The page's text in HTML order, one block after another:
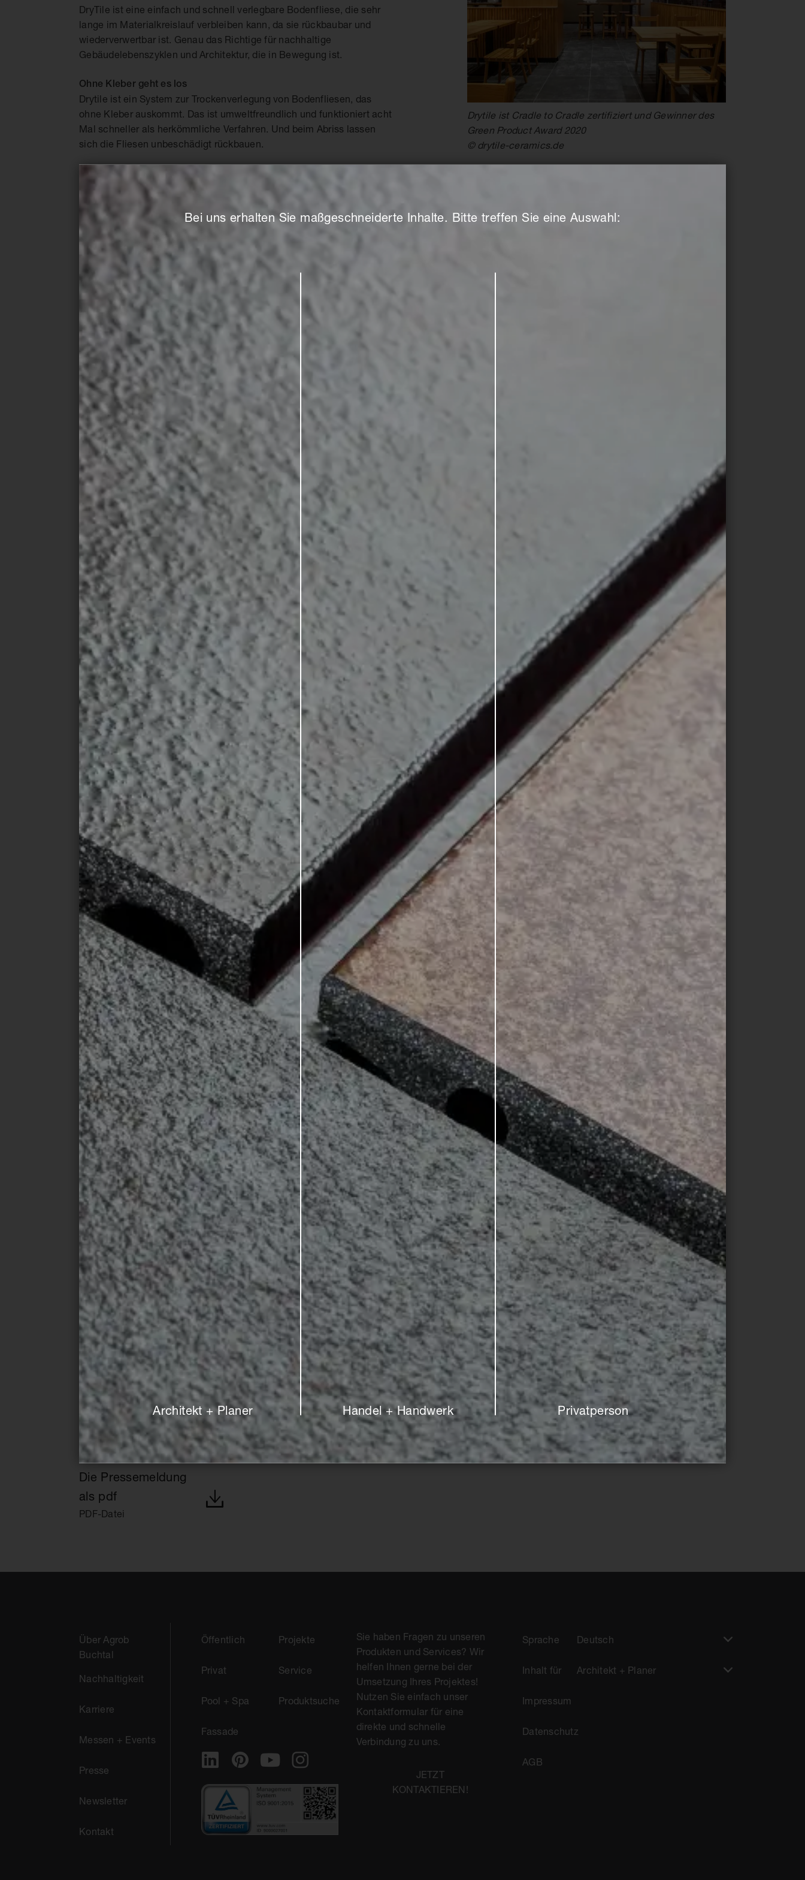
Bei uns erhalten Sie maßgeschneiderte Inhalte. Bitte treffen Sie eine Auswahl:
Architekt + Planer Handel + Handwerk Privatperson
DryTile ist eine einfach und schnell verlegbare Bodenfliese, die sehr
lange im Materialkreislauf verbleiben kann, da sie rückbaubar und
wiederverwertbar ist. Genau das Richtige für nachhaltige
Gebäudelebenszyklen und Architektur, die in Bewegung ist.
Ohne Kleber geht es los
Drytile ist ein System zur Trockenverlegung von Bodenfliesen, das
ohne Kleber auskommt. Das ist umweltfreundlich und funktioniert acht
Mal schneller als herkömmliche Verfahren. Und beim Abriss lassen
sich die Fliesen unbeschädigt rückbauen.
Clever
Korkschicht statt Mörtelbett. Auf der Rückseite der Keramikfliese ist
eine dünne Korkschicht aufgebracht. Durch das Eigengewicht der
Drytile-Fliesen haftet die Schicht am Untergrund und saugt sich fest.
Bedeutet: kein Mörtelbett, kein Kleber, keine Grundierung. Dadurch,
dass der Kork am Fliesenrand minimal übersteht, ergibt sich ein
präzises Fugenbild. Für Stabilität, hohe Belastungsfähigkeit und eine
geschlossene Oberfläche sorgt eine spezielle Fugenmasse. Sollen
Fliesen wieder entfernt werden, schneidet man die Fugen einfach auf
und entnimmt sie mit einem Saugheber.
Ressourcen schonen, Bestand sanieren, zirkulär bauen
Drytile - die keramische Fliese zur Trockenverlegung - ermöglicht den
Einbau eines hochwertigen Bodens mit allen Vorteilen der Keramik.
Robust und langlebig, behält die kleberlos verbaute Fliese auch nach
Jahrzehnten ihre Ausstrahlung und Farbkraft.
„Um den Planeten zu schützen und die Klimaziele zu erreichen,
gewinnen innovative Produkte sprunghaft an Bedeutung. DryTile ist
eine einfach und schnell verlegbare Bodenfliese, die sehr lange im
Materialkreislauf verbleiben kann. Genau das Richtige, um die
Bauwende zu ermöglichen, mit langen Gebäudelebenszyklen und
Architektur, die in Bewegung ist“, sagt Daniel Schreiner,
Geschäftsführer Drytile Ceramics GmbH.
Pressekontakt
Gabriele Busse (Pressesprecherin / Senior Manager PR)
Deutsche Steinzeug Cremer & Breuer AG
T. +49 (0)228 391-1104
M. +49 (0)151 14976931
Email: gabriele.busse@deutsche-steinzeug.de
Drytile ist Cradle to Cradle zertifiziert und Gewinner des
Green Product Award 2020
© drytile-ceramics.de
DOWNLOADS
Pressedownloads
DIGITALE PRESSEMAPPE
© drytile-ceramics.de / Floisand
© drytile-ceramics.de / Herbert
Bürger
© drytile-ceramics.de / Fotobonn
© drytile-ceramics.de / Marcus
Rebmann
© drytile-ceramics.de / Marcus
Rebmann
© drytile-ceramics.de © drytile-ceramics.de
© drytile-ceramics.de / Christian
Daitche
Die Pressemeldung
als pdf
PDF-Datei
Über Agrob
Buchtal
Nachhaltigkeit
Karriere
Messen + Events
Presse
Newsletter
Kontakt
Öffentlich
Privat
Pool + Spa
Fassade
Projekte
Service
Produktsuche
Sie haben Fragen zu unseren
Produkten und Services? Wir
helfen Ihnen gerne bei der
Umsetzung Ihres Projektes!
Nutzen Sie einfach unser
Kontaktformular für eine
direkte und schnelle
Verbindung zu uns.
JETZT
KONTAKTIEREN!
Sprache Deutsch
Inhalt für Architekt + Planer
Impressum
Datenschutz
AGB